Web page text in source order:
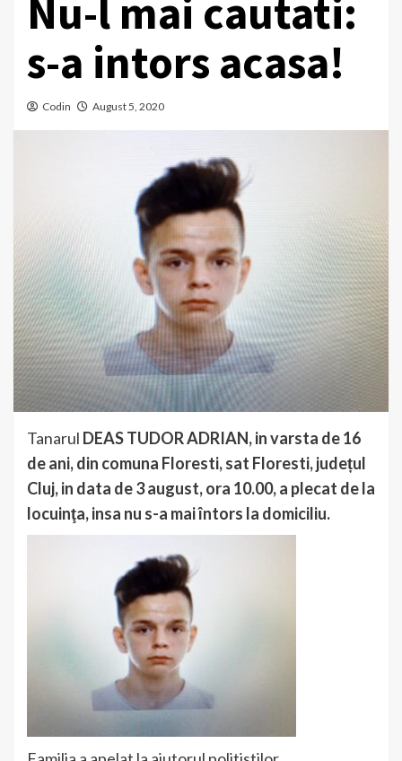
Nu-l mai cautati:
s-a intors acasa!
Codin August 5, 2020
Tanarul DEASTUDOR ADRIAN, in varsta de 16
de ani, din comuna Floresti, sat Floresti, județul
Cluj, in data de 3 august, ora 10.00, a plecat de la
locuinţa, insa nu s-a mai întors la domiciliu.